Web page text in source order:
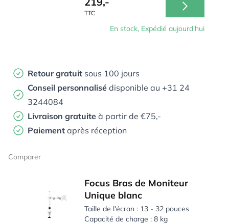
TTC
En stock, Expédié aujourd'hui
Retour gratuit sous 100 jours
Conseil personnalisé disponible au +31 24
3244084
Livraison gratuite à partir de €75,-
Paiement après réception
Comparer
Focus Bras de Moniteur
Unique blanc
Taille de l'écran : 13 - 32 pouces
Capacité de charge : 8 kg